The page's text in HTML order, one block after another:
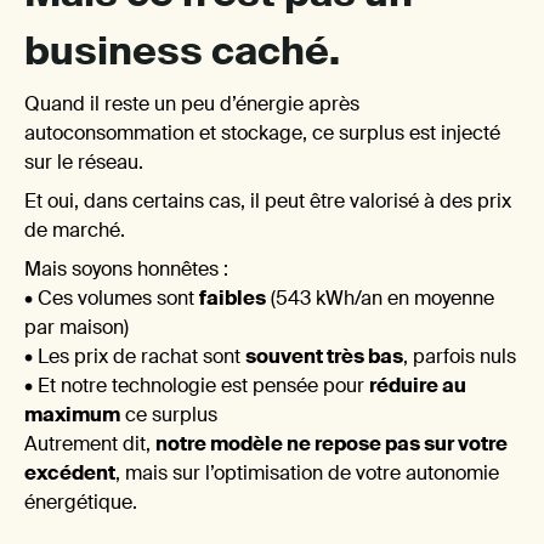
de
business caché.
Quand il reste un peu d’énergie après
autoconsommation et stockage, ce surplus est injecté
sur le réseau.
Et oui, dans certains cas, il peut être valorisé à des prix
de marché.
Mais soyons honnêtes :
• Ces volumes sontfaibles(543 kWh/an en moyenne
par maison)
• Les prix de rachat sontsouvent très bas, parfois nuls
• Et notre technologie est pensée pour réduire au
maximumce surplus
Autrement dit, notre modèle ne repose pas sur votre
excédent, mais sur l’optimisation de votre autonomie
énergétique.